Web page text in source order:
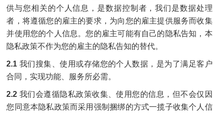
供与您相关的个人信息，是数据控制者，我们是数据处理
者，将遵循您的雇主的要求，为向您的雇主提供服务而收集
并使用您的个人信息。您的雇主可能有自己的隐私告知，本
隐私政策不作为您的雇主的隐私告知的替代。
2.1 我们搜集、使用或存储您的个人数据，是为了满足客户
合同，实现功能、服务所必需。
2.2 我们会遵循隐私政策收集、使用您的信息，但不会仅因
您同意本隐私政策而采用强制捆绑的方式一揽子收集个人信